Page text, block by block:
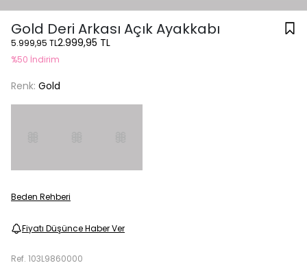
Gold Deri Arkası Açık Ayakkabı
5.999,95 TL2.999,95 TL
%50 İndirim
Renk: Gold
Beden Rehberi
Fiyatı Düşünce Haber Ver
Ref. 103L9860000